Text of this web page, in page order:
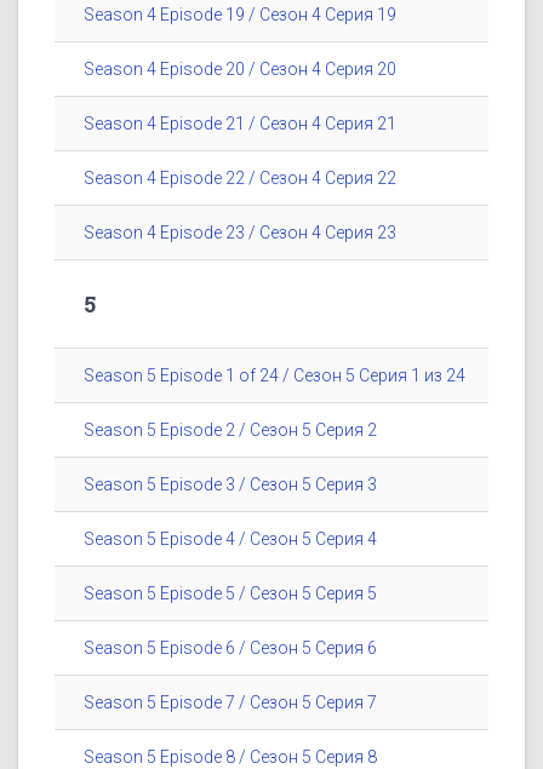
Season 4 Episode 19 / Сезон 4 Серия 19
Season 4 Episode 20 / Сезон 4 Серия 20
Season 4 Episode 21 / Сезон 4 Серия 21
Season 4 Episode 22 / Сезон 4 Серия 22
Season 4 Episode 23 / Сезон 4 Серия 23
5
Season 5 Episode 1 of 24 / Сезон 5 Серия 1 из 24
Season 5 Episode 2 / Сезон 5 Серия 2
Season 5 Episode 3 / Сезон 5 Серия 3
Season 5 Episode 4 / Сезон 5 Серия 4
Season 5 Episode 5 / Сезон 5 Серия 5
Season 5 Episode 6 / Сезон 5 Серия 6
Season 5 Episode 7 / Сезон 5 Серия 7
Season 5 Episode 8 / Сезон 5 Серия 8